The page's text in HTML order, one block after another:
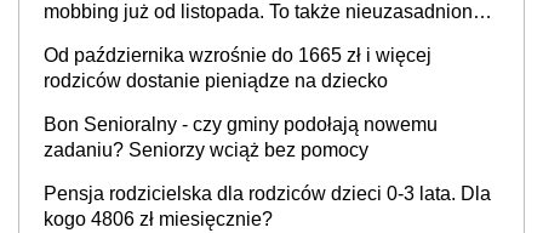
mobbing już od listopada. To także nieuzasadniona
Od października wzrośnie do 1665 zł i więcej
rodziców dostanie pieniądze na dziecko
Bon Senioralny - czy gminy podołają nowemu
zadaniu? Seniorzy wciąż bez pomocy
Pensja rodzicielska dla rodziców dzieci 0-3 lata. Dla
kogo 4806 zł miesięcznie?